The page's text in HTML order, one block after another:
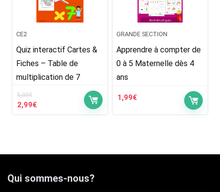
CE2
Quiz interactif Cartes &
Fiches – Table de
multiplication de 7
5,00€
Le
prix
2,99€Le
prix
GRANDE SECTION
Apprendre à compter de
0 à 5 Maternelle dès 4
ans
1,99€
Qui sommes-nous?